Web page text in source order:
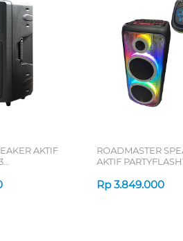
AKTIF
ROADMASTER
AKTIF
Rp 3.849.000